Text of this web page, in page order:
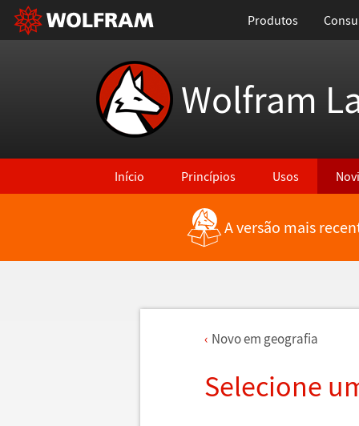
Produtos
Wolfram
Início Princípios Usos
A versão mais
Novo em geografia
Selecione